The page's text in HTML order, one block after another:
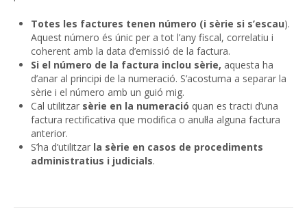
Totes les factures tenen número (i sèrie si s’escau).
Aquest número és únic per a tot l’any fiscal, correlatiu i
coherent amb la data d’emissió de la factura.
Si el número de la factura inclou sèrie, aquesta ha
d’anar al principi de la numeració. S’acostuma a separar la
sèrie i el número amb un guió mig.
Cal utilitzar sèrie en la numeració quan es tracti d’una
factura rectificativa que modifica o anul·la alguna factura
anterior.
S’ha d’utilitzar la sèrie en casos de procediments
administratius i judicials.